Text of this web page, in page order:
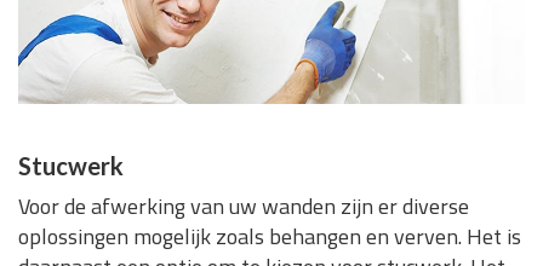
Stucwerk
Voor de afwerking van uw wanden zijn er diverse
oplossingen mogelijk zoals behangen en verven. Het is